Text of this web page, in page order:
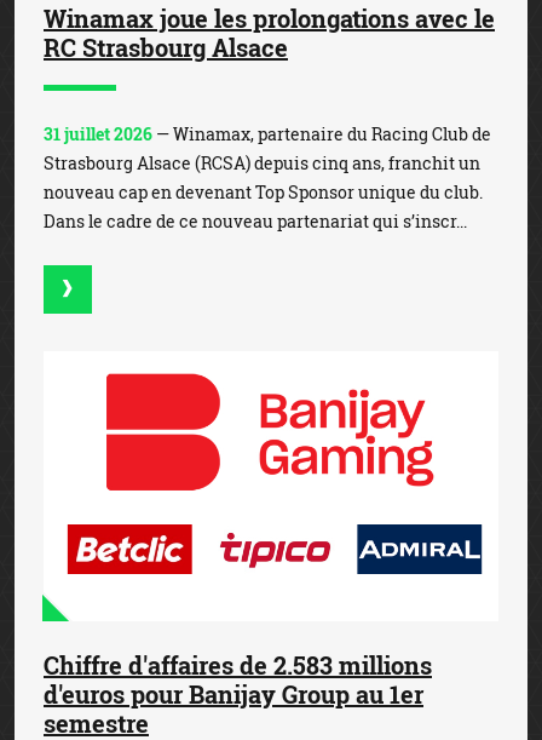
Winamax joue les prolongations avec le
RC Strasbourg Alsace
31 juillet 2026 — Winamax, partenaire du Racing Club de
Strasbourg Alsace (RCSA) depuis cinq ans, franchit un
nouveau cap en devenant Top Sponsor unique du club.
Dans le cadre de ce nouveau partenariat qui s’inscr...
Chiffre d'affaires de 2.583 millions
d'euros pour Banijay Group au 1er
semestre